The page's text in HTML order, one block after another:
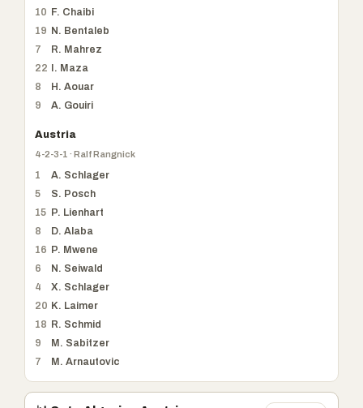
10 F. Chaibi
19 N. Bentaleb
7
R. Mahrez
22
I. Maza
8
H. Aouar
9
A. Gouiri
Austria
4-2-3-1 · Ralf Rangnick
1
A. Schlager
5
S. Posch
15 P. Lienhart
8
D. Alaba
16 P. Mwene
6
N. Seiwald
4
X. Schlager
20 K. Laimer
18 R. Schmid
9
M. Sabitzer
7
M. Arnautovic